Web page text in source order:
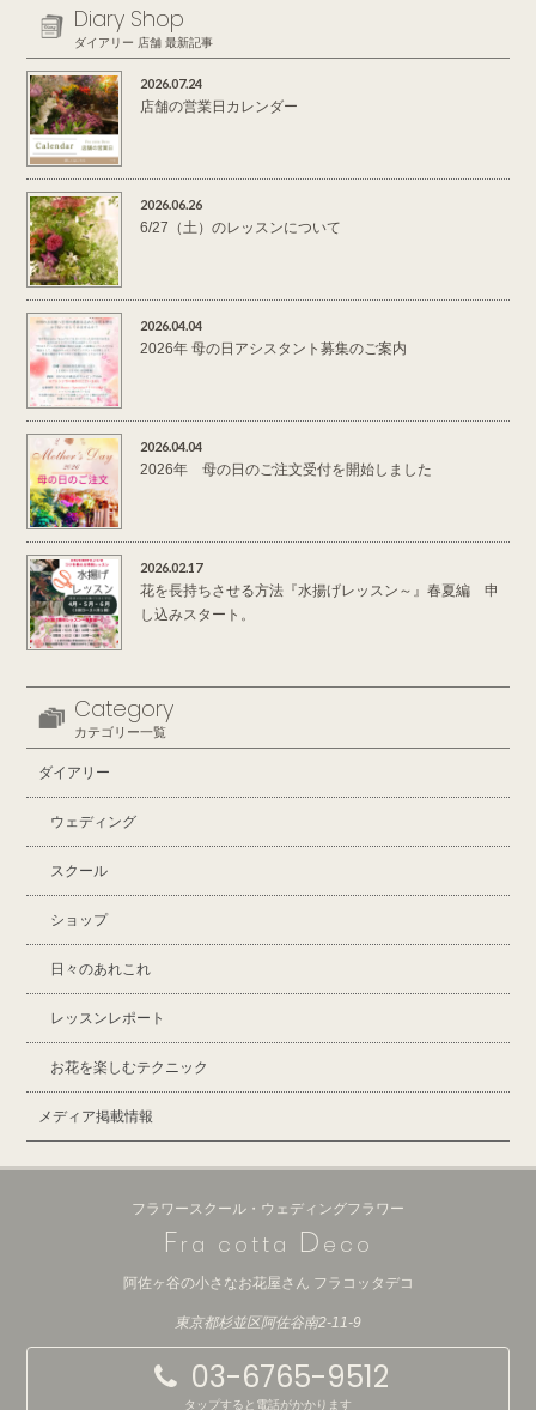
Diary Shop
ダイアリー 店舗 最新記事
2026.07.24
店舗の営業日カレンダー
2026.06.26
6/27（土）のレッスンについて
2026.04.04
2026年 母の日アシスタント募集のご案内
2026.04.04
2026年 母の日のご注文受付を開始しました
2026.02.17
花を長持ちさせる方法『水揚げレッスン～』春夏編 申
し込みスタート。
Category
カテゴリー一覧
ダイアリー
ウェディング
スクール
ショップ
日々のあれこれ
レッスンレポート
お花を楽しむテクニック
メディア掲載情報
フラワースクール・ウェディングフラワー
Fra cotta D eco
阿佐ヶ谷の小さなお花屋さん フラコッタデコ
東京都杉並区阿佐谷南2-11-9
03-6765-9512
タップすると電話がかかります